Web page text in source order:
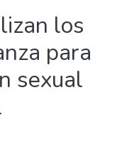
los
para
sexual